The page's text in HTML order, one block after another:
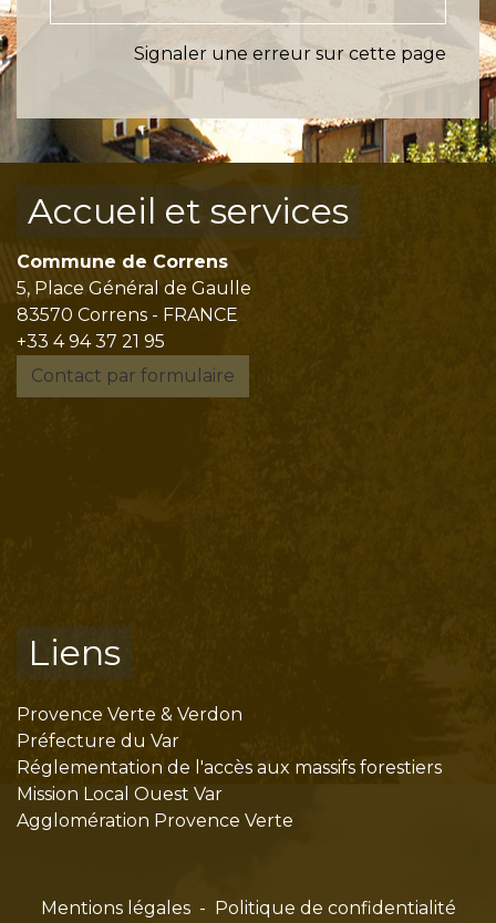
Signaler une erreur sur cette page
Accueil et services
Commune de Correns
5, Place Général de Gaulle
83570 Correns - FRANCE
+33 4 94 37 21 95
Contact par formulaire
Liens
Provence Verte & Verdon
Préfecture du Var
Réglementation de l'accès aux massifs forestiers
Mission Local Ouest Var
Agglomération Provence Verte
Mentions légales - Politique de confidentialité